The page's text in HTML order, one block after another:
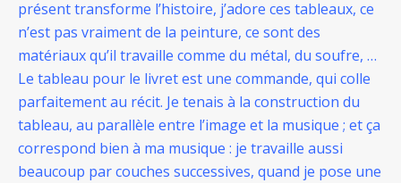
présent transforme l’histoire, j’adore ces tableaux, ce
n’est pas vraiment de la peinture, ce sont des
matériaux qu’il travaille comme du métal, du soufre, …
Le tableau pour le livret est une commande, qui colle
parfaitement au récit. Je tenais à la construction du
tableau, au parallèle entre l’image et la musique ; et ça
correspond bien à ma musique : je travaille aussi
beaucoup par couches successives, quand je pose une